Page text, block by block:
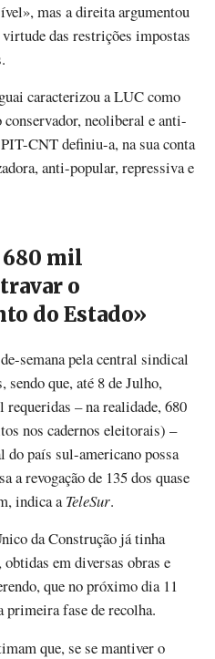
mas a direita argumentou
das restrições impostas
caracterizou a LUC como
neoliberal e anti-
CNT definiu-a, na sua conta
anti-popular, repressiva e
mil
o
do Estado»
semana pela central sindical
que, até 8 de Julho,
– na realidade, 680
nos cadernos eleitorais) –
do país sul-americano possa
a revogação de 135 dos quase
indica aTeleSur.
da Construção já tinha
em diversas obras e
que no próximo dia 11
primeira fase de recolha.
que, se se mantiver o